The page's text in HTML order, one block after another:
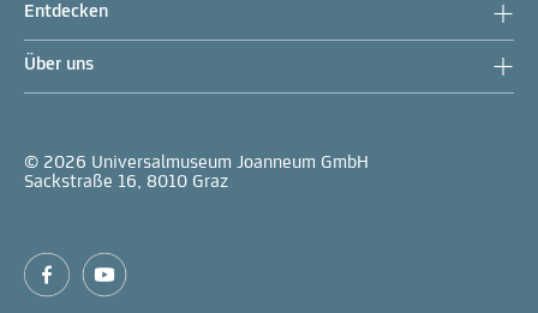
Entdecken
Über uns
© 2026 Universalmuseum Joanneum GmbH
Sackstraße 16, 8010 Graz